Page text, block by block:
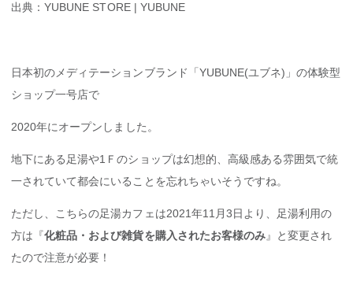
出典：YUBUNE STORE | YUBUNE
日本初のメディテーションブランド「YUBUNE(ユブネ)」の体験型
ショップ一号店で
2020年にオープンしました。
地下にある足湯や1Ｆのショップは幻想的、高級感ある雰囲気で統
一されていて都会にいることを忘れちゃいそうですね。
ただし、こちらの足湯カフェは2021年11月3日より、足湯利用の
方は『化粧品・および雑貨を購入されたお客様のみ』と変更され
たので注意が必要！